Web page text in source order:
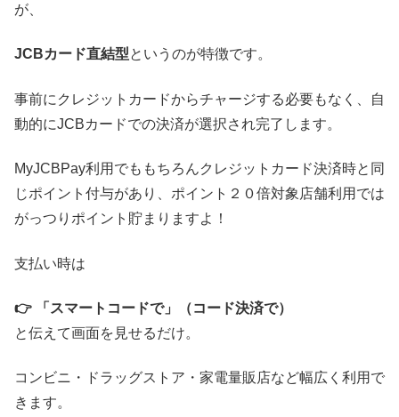
が、
JCBカード直結型というのが特徴です。
事前にクレジットカードからチャージする必要もなく、自
動的にJCBカードでの決済が選択され完了します。
MyJCBPay利用でももちろんクレジットカード決済時と同
じポイント付与があり、ポイント２０倍対象店舗利用では
がっつりポイント貯まりますよ！
支払い時は
👉 「スマートコードで」（コード決済で）
と伝えて画面を見せるだけ。
コンビニ・ドラッグストア・家電量販店など幅広く利用で
きます。